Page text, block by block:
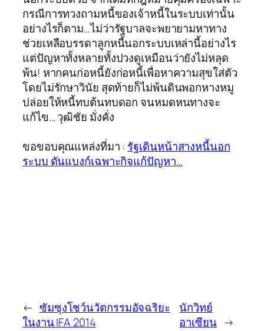
กรณีการทวงถามหนี้ของเจ้าหนี้ในระบบเท่านั้น
อย่างไรก็ตาม…ไม่ว่ารัฐบาลจะพยายามหาทาง
ช่วยเหลือบรรดาลูกหนี้นอกระบบเหล่านี้อย่างไร
แต่ปัญหาทั้งหลายทั้งปวงดูเหมือนว่ายังไม่หลุด
พ้น! หากคนก่อหนี้ยังก่อหนี้เพื่อหาความสุขใส่ตัว
โดยไม่รักษาวินัย สุดท้ายก็ไม่พ้นดินพอกหางหมู
ปล่อยให้หนี้ทบต้นทบดอก จนหมดหนทางจะ
แก้ไข… วุฒิชัย มั่งคั่ง
ขอขอบคุณแหล่งที่มา : รัฐเดินหน้าสางหนี้นอก
ระบบ ดันแบงก์เฉพาะกิจแก้ปัญหา…
← ซัมซุงโชว์นวัตกรรมอัจฉริยะ
ในงาน IFA 2014
นักวิทย์
อาเซียน →